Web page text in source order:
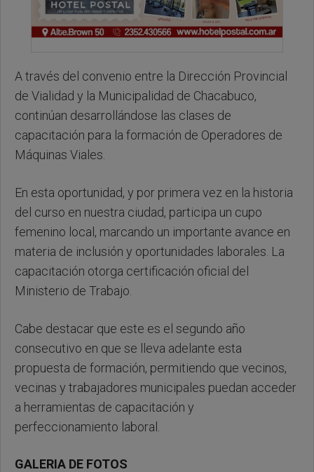
A través del convenio entre la Dirección Provincial
de Vialidad y la Municipalidad de Chacabuco,
continúan desarrollándose las clases de
capacitación para la formación de Operadores de
Máquinas Viales.
En esta oportunidad, y por primera vez en la historia
del curso en nuestra ciudad, participa un cupo
femenino local, marcando un importante avance en
materia de inclusión y oportunidades laborales. La
capacitación otorga certificación oficial del
Ministerio de Trabajo.
Cabe destacar que este es el segundo año
consecutivo en que se lleva adelante esta
propuesta de formación, permitiendo que vecinos,
vecinas y trabajadores municipales puedan acceder
a herramientas de capacitación y
perfeccionamiento laboral.
GALERIA DE FOTOS